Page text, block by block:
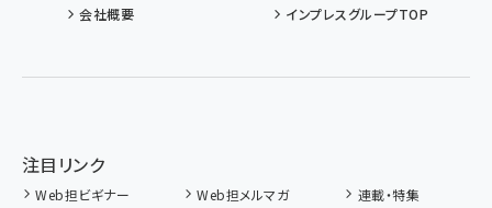
会社概要
インプレスグループTOP
注目リンク
Web担ビギナー Web担メルマガ
連載・特集